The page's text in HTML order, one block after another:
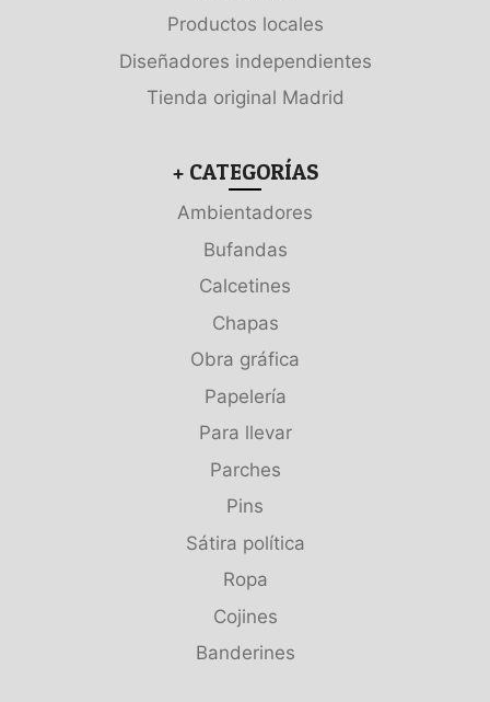
Productos locales
Diseñadores independientes
Tienda original Madrid
+ CATEGORÍAS
Ambientadores
Bufandas
Calcetines
Chapas
Obra gráfica
Papelería
Para llevar
Parches
Pins
Sátira política
Ropa
Cojines
Banderines